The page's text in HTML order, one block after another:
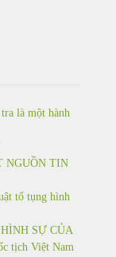
là một hành
NGUỒN TIN
tố tụng hình
SỰ CỦA
tịch Việt Nam